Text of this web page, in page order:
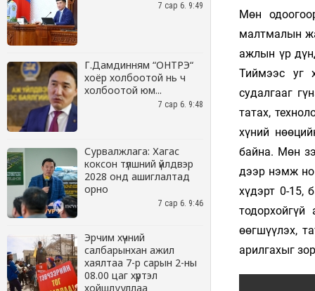
7 сар 6. 9:49
Г.Дамдинням “ОНТРЭ“
хоёр холбоотой нь ч
холбоотой юм...
7 сар 6. 9:48
Сурвалжлага: Хагас
коксон түлшний үйлдвэр
2028 онд ашиглалтад
орно
7 сар 6. 9:46
Эрчим хүчний
салбарынхан ажил
хаялтаа 7-р сарын 2-ны
08.00 цаг хүртэл
хойшлууллаа